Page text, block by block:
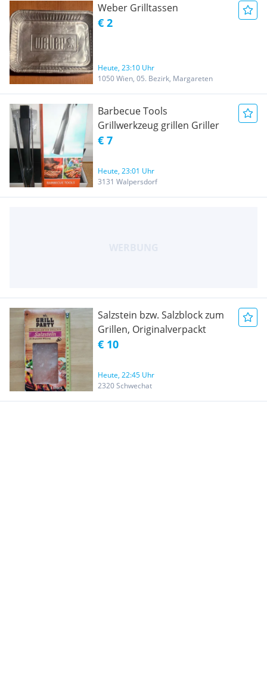
Weber Grilltassen
€ 2
Heute, 23:10 Uhr
1050 Wien, 05. Bezirk, Margareten
Barbecue Tools
Grillwerkzeug grillen Griller
€ 7
Heute, 23:01 Uhr
3131 Walpersdorf
Salzstein bzw. Salzblock zum
Grillen, Originalverpackt
€ 10
Heute, 22:45 Uhr
2320 Schwechat